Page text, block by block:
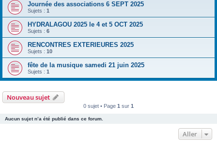
Journée des associations 6 SEPT 2025
Sujets : 1
HYDRALAGOU 2025 le 4 et 5 OCT 2025
Sujets : 6
RENCONTRES EXTERIEURES 2025
Sujets : 10
fête de la musique samedi 21 juin 2025
Sujets : 1
Nouveau sujet
0 sujet • Page 1 sur 1
Aucun sujet n’a été publié dans ce forum.
Aller